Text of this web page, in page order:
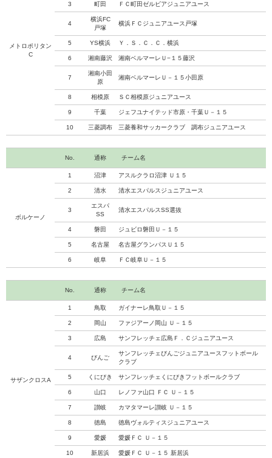
メトロポリタン
C
3 町田 ＦＣ町田ゼルビアジュニアユース
4
横浜FC
戸塚
横浜ＦＣジュニアユース戸塚
5 YS横浜 Ｙ．Ｓ．Ｃ．Ｃ．横浜
6 湘南藤沢 湘南ベルマーレＵ−１５藤沢
7
湘南小田
原
湘南ベルマーレＵ－１５小田原
8 相模原 ＳＣ相模原ジュニアユース
9 千葉 ジェフユナイテッド市原・千葉Ｕ－１５
10 三菱調布 三菱養和サッカークラブ 調布ジュニアユース
No. 通称 チーム名
ボルケーノ
1 沼津 アスルクラロ沼津 Ｕ１５
2 清水 清水エスパルスジュニアユース
3
エスパ
SS
清水エスパルスSS選抜
4 磐田 ジュビロ磐田Ｕ－１５
5 名古屋 名古屋グランパスＵ１５
6 岐阜 ＦＣ岐阜Ｕ－１５
No. 通称 チーム名
サザンクロスA
1 鳥取 ガイナーレ鳥取Ｕ－１５
2 岡山 ファジアーノ岡山 Ｕ－１５
3 広島 サンフレッチェ広島Ｆ．Ｃジュニアユース
4 びんご
サンフレッチェびんごジュニアユースフットボール
クラブ
5 くにびき サンフレッチェくにびきフットボールクラブ
6 山口 レノファ山口 ＦＣ Ｕ－１５
7 讃岐 カマタマーレ讃岐 Ｕ－１５
8 徳島 徳島ヴォルティスジュニアユース
9 愛媛 愛媛ＦＣ Ｕ－１５
10 新居浜 愛媛ＦＣ Ｕ－１５ 新居浜